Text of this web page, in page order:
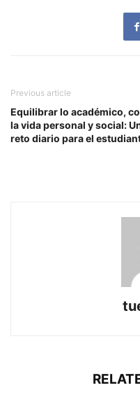
Previous article
Equilibrar lo académico,
la vida personal y social:
reto diario para el